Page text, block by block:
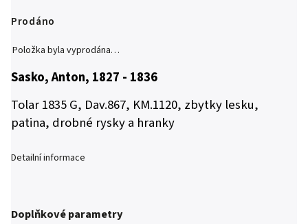
Prodáno
Položka byla vyprodána…
Sasko, Anton, 1827 - 1836
Tolar 1835 G, Dav.867, KM.1120, zbytky lesku,
patina, drobné rysky a hranky
Detailní informace
Doplňkové parametry